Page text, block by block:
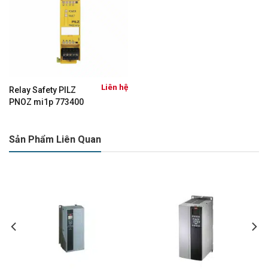
Relay Safety PILZ
PNOZ mi1p 773400
Liên hệ
Sản Phẩm Liên Quan